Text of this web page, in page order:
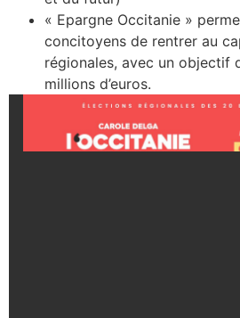
« Epargne Occitanie »
concitoyens de rentrer au
régionales, avec un objectif
millions d’euros.